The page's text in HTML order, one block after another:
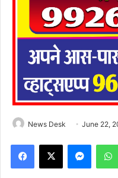
News Desk June 22,
Facebook
X